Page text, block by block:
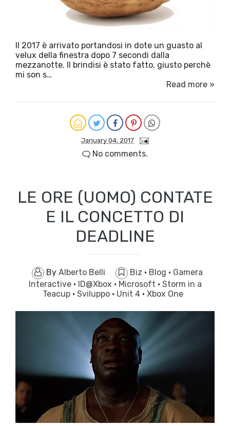
Il 2017 è arrivato portandosi in dote un guasto al
velux della finestra dopo 7 secondi dalla
mezzanotte. Il brindisi è stato fatto, giusto perchè
mi son s…
Read more »
January 04, 2017
No comments.
LE ORE (UOMO) CONTATE
E IL CONCETTO DI
DEADLINE
By Alberto Belli Biz · Blog · Gamera
Interactive · ID@Xbox · Microsoft · Storm in a
Teacup · Sviluppo · Unit 4 · Xbox One